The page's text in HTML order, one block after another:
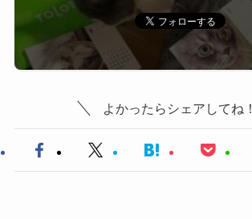
よかったらシェアしてね！